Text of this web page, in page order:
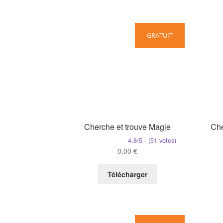
GRATUIT
Cherche et trouve Magie
4.8/5 - (51 votes)
0,00 €
Télécharger